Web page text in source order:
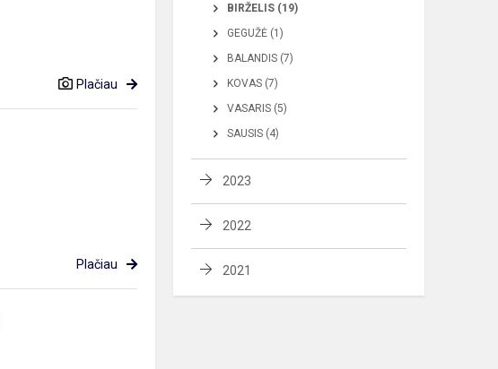
Plačiau
Plačiau
BIRŽELIS (19)
GEGUŽĖ (1)
BALANDIS (7)
KOVAS (7)
VASARIS (5)
SAUSIS (4)
2023
2022
2021